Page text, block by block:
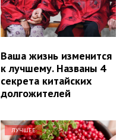
Ваша жизнь изменится
к лучшему. Названы 4
секрета китайских
долгожителей
ЛУЧШЕЕ